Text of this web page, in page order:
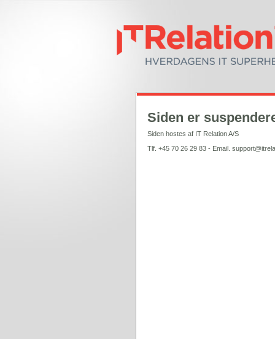
Siden er
Siden hostes af IT Relation A/S
Tlf. +45 70 26 29 83 - Email.